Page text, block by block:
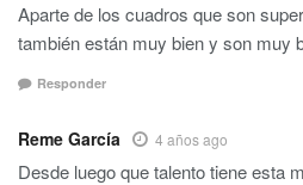
Aparte de los cuadros que son
también están muy bien y son muy
Responder
Reme García 4 años ago
Desde luego que talento tiene esta